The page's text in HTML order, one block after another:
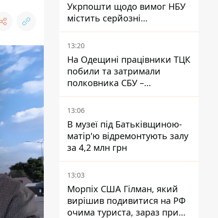
Укрпошти щодо вимог НБУ
містить серйозні
нестиковки – депутатка
Ольга Василевська-Смаглюк
13:20
На Одещині працівники ТЦК
побили та затримали
полковника СБУ –
військовий
13:06
В музеї під Батьківщиною-
матір'ю відремонтують залу
за 4,2 млн грн
13:03
Морпіх США Гілман, який
вирішив подивитися на РФ
очима туриста, зараз при